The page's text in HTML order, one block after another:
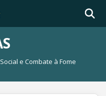
e Combate à Fome